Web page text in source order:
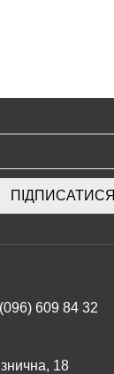
ПІДПИСАТИСЯ
(096) 609 84 32
18